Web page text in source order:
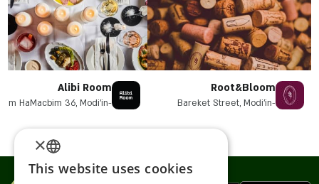
Root&Bloom
Bareket Street, Modi'in-
Alibi Room
HaMacbim 36, Modi'in-
ENGLISH
×
This website uses cookies